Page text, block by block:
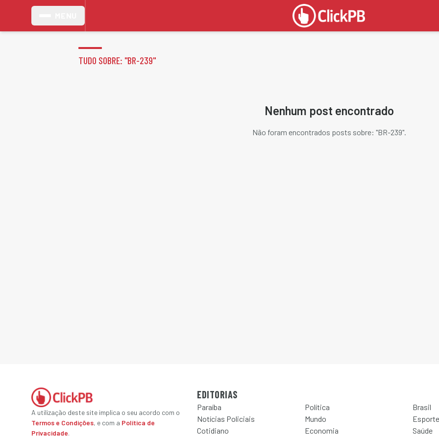
TUDO SOBRE: "BR-239"
Nenhum post encontrado
Não foram encontrados posts sobre: "BR-239".
A utilização deste site implica o seu acordo com o
Termos e Condições, e com a Política de
Privacidade.
EDITORIAS
Paraíba Política
Brasil
Notícias Policiais
Mundo
Esporte
Cotidiano
Economia
Saúde